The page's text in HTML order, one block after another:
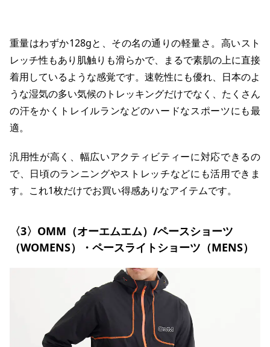
重量はわずか128gと、その名の通りの軽量さ。高いスト
レッチ性もあり肌触りも滑らかで、まるで素肌の上に直接
着用しているような感覚です。速乾性にも優れ、日本のよ
うな湿気の多い気候のトレッキングだけでなく、たくさん
の汗をかくトレイルランなどのハードなスポーツにも最
適。
汎用性が高く、幅広いアクティビティーに対応できるの
で、日頃のランニングやストレッチなどにも活用できま
す。これ1枚だけでお買い得感ありなアイテムです。
〈3〉OMM（オーエムエム）/ペースショーツ
（WOMENS）・ペースライトショーツ（MENS）